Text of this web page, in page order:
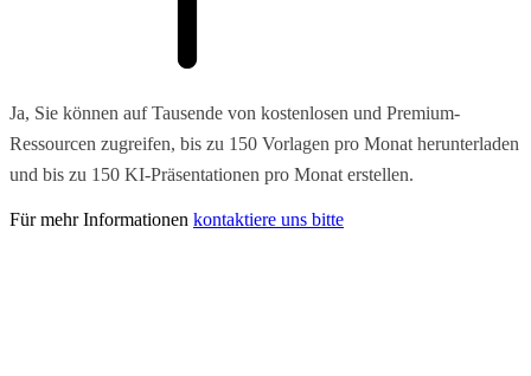
Ja, Sie können auf Tausende von kostenlosen und Premium-
Ressourcen zugreifen, bis zu 150 Vorlagen pro Monat herunterladen
und bis zu 150 KI-Präsentationen pro Monat erstellen.
Für mehr Informationen kontaktiere uns bitte